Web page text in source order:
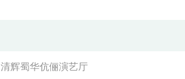
清辉蜀华伉俪演艺厅